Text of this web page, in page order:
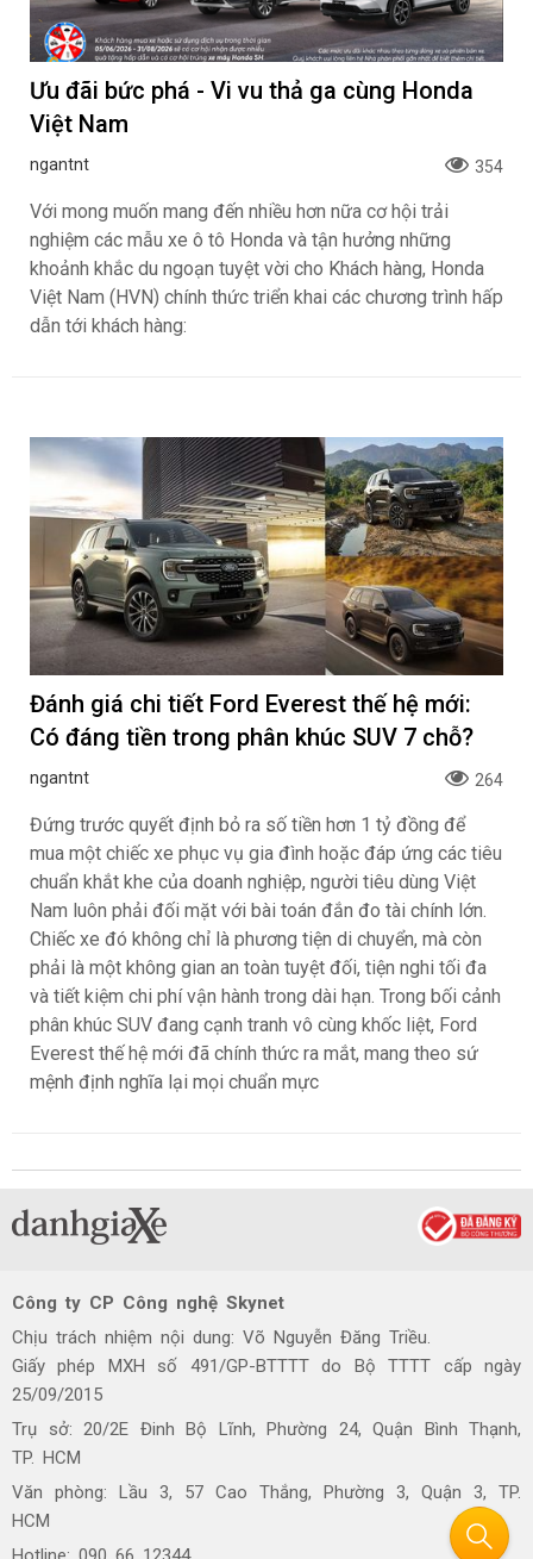
Ưu đãi bức phá - Vi vu thả ga cùng Honda
Việt Nam
ngantnt 354
Với mong muốn mang đến nhiều hơn nữa cơ hội trải
nghiệm các mẫu xe ô tô Honda và tận hưởng những
khoảnh khắc du ngoạn tuyệt vời cho Khách hàng, Honda
Việt Nam (HVN) chính thức triển khai các chương trình hấp
dẫn tới khách hàng:
Đánh giá chi tiết Ford Everest thế hệ mới:
Có đáng tiền trong phân khúc SUV 7 chỗ?
ngantnt 264
Đứng trước quyết định bỏ ra số tiền hơn 1 tỷ đồng để
mua một chiếc xe phục vụ gia đình hoặc đáp ứng các tiêu
chuẩn khắt khe của doanh nghiệp, người tiêu dùng Việt
Nam luôn phải đối mặt với bài toán đắn đo tài chính lớn.
Chiếc xe đó không chỉ là phương tiện di chuyển, mà còn
phải là một không gian an toàn tuyệt đối, tiện nghi tối đa
và tiết kiệm chi phí vận hành trong dài hạn. Trong bối cảnh
phân khúc SUV đang cạnh tranh vô cùng khốc liệt, Ford
Everest thế hệ mới đã chính thức ra mắt, mang theo sứ
mệnh định nghĩa lại mọi chuẩn mực
Công ty CP Công nghệ Skynet
Chịu trách nhiệm nội dung: Võ Nguyễn Đăng Triều.
Giấy phép MXH số 491/GP-BTTTT do Bộ TTTT cấp ngày
25/09/2015
Trụ sở: 20/2E Đinh Bộ Lĩnh, Phường 24, Quận Bình Thạnh,
TP. HCM
Văn phòng: Lầu 3, 57 Cao Thắng, Phường 3, Quận 3, TP.
HCM